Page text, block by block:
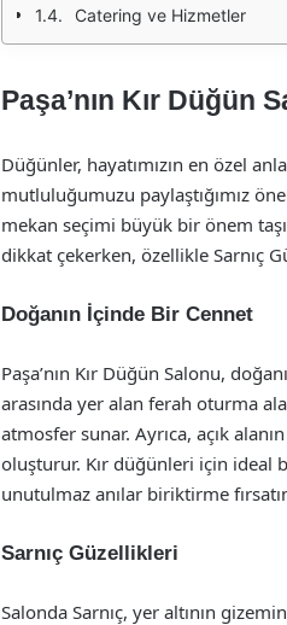
Catering ve Hizmetler
Paşa’nın Kır Düğün
Düğünler, hayatımızın en özel
mutluluğumuzu paylaştığımız
mekan seçimi büyük bir önem
dikkat çekerken, özellikle Sarnıç
Doğanın İçinde Bir Cennet
Paşa’nın Kır Düğün Salonu,
arasında yer alan ferah oturma
atmosfer sunar. Ayrıca, açık
oluşturur. Kır düğünleri için ideal
unutulmaz anılar biriktirme
Sarnıç Güzellikleri
Salonda Sarnıç, yer altının